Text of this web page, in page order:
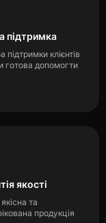
підтримка
клієнтів
готова допомогти
якості
та
продукція